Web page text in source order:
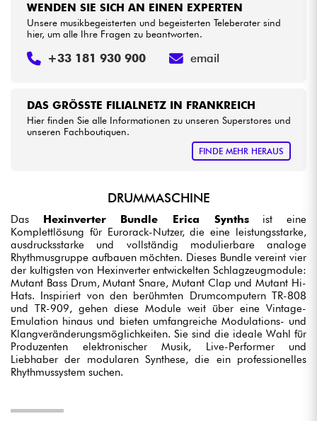
DAS GRÖSSTE FILIALNETZ IN FRANKREICH
Hier finden Sie alle Informationen zu unseren Superstores und
unseren Fachboutiquen.
FINDE MEHR HERAUS
WENDEN SIE SICH AN EINEN EXPERTEN
Unsere musikbegeisterten und begeisterten Teleberater sind
hier, um alle Ihre Fragen zu beantworten.
+33 181 930 900 email
DRUMMASCHINE
Das Hexinverter Bundle Erica Synthsist eine
Komplettlösung für Eurorack-Nutzer, die eine leistungsstarke,
ausdrucksstarke und vollständig modulierbare analoge
Rhythmusgruppe aufbauen möchten. Dieses Bundle vereint vier
der kultigsten von Hexinverter entwickelten Schlagzeugmodule:
Mutant Bass Drum, Mutant Snare, Mutant Clap und Mutant Hi-
Hats. Inspiriert von den berühmten Drumcomputern TR-808
und TR-909, gehen diese Module weit über eine Vintage-
Emulation hinaus und bieten umfangreiche Modulations- und
Klangveränderungsmöglichkeiten. Sie sind die ideale Wahl für
Produzenten elektronischer Musik, Live-Performer und
Liebhaber der modularen Synthese, die ein professionelles
Rhythmussystem suchen.